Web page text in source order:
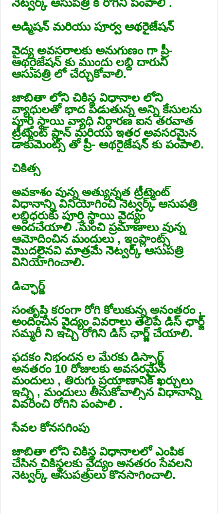
నెట్వర్క్ ఆసుపత్రి కి రోగిని పంపాలి .
అడ్మిషన్ మరియు పూర్వ ఆథరైజేషన్
వైద్య అవసరాలకు అనుగుణం గా ప్రీ-
ఆథరైజేషన్ కు ముందు లబ్ది దారుని
ఆసుపత్రి లో చేర్చుకోవాలి.
జాబితా లోని చికిస్థ విధానాల లోని
వ్యాధులతో భాద పడుతున్న అన్ని కేసులను
పూర్తి స్థాయి వ్యాధి నిర్ధారణ ఐన తరవాత
ట్రీట్మెంట్ ప్లాన్ మరియు ఇతర అవసరమైన
డాకుమెంట్స్ తో ప్రీ- ఆథరైజేషన్ కు పంపాలి.
చికిత్స
అవకాశం వున్న అత్యున్నత ట్రీట్మెంట్
విధానాన్ని వినియోగించి నెట్వర్క్ ఆసుపత్రి
లబ్దిధరుకు పూర్తి స్థాయి వైద్యం
అందచేయాలి .మంచి ప్రమాణాలు వున్న
ఆమోదించిన మందులు , ఇంప్లాంట్స్
మొదలైనవి మాత్రమే నెట్వర్క్ ఆసుపత్రి
వినియోగించాలి.
డిచ్ఛార్జ్
సంతృప్తి కరంగా రోగి కోలుకున్న అనంతరం ,
అందించిన వైద్యం వివరాలు తెలిపే డిస్ ఛార్జ్
సమ్మరీ ని ఇచ్చి రోగిని డిస్ ఛార్జ్ చేయాలి.
ఫదకం నిభందన ల మేరకు డిస్ఛార్జ్
అనతరం 10 రోజులకు అవసరమైన
మందులు , తిరుగు ప్రయాణానికి ఖర్చులు
ఇచ్చి , మందులు తీసుకోవాల్సిన విధానాన్ని
వివరించి రోగిని పంపాలి .
సేవల కోనసగింపు
జాబితా లోని చికిస్థ విధానాలలో ఎంపిక
చేసిన చికిస్థలకు వైద్యం అనతరం సేవలని
నెట్వర్క్ ఆసుపత్రులు కొనసాగించాలి.